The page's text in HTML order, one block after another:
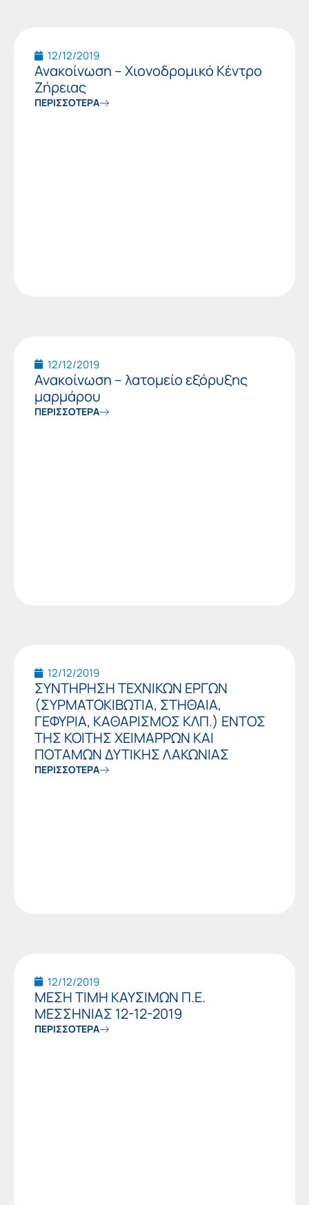
12/12/2019
Ανακοίνωση – Χιονοδρομικό Κέντρο
Ζήρειας
ΠΕΡΙΣΣΟΤΕΡΑ
12/12/2019
Ανακοίνωση – λατομείο εξόρυξης
μαρμάρου
ΠΕΡΙΣΣΟΤΕΡΑ
12/12/2019
ΣΥΝΤΗΡΗΣΗ ΤΕΧΝΙΚΩΝ ΕΡΓΩΝ
(ΣΥΡΜΑΤΟΚΙΒΩΤΙΑ, ΣΤΗΘΑΙΑ,
ΓΕΦΥΡΙΑ, ΚΑΘΑΡΙΣΜΟΣ ΚΛΠ.) ΕΝΤΟΣ
ΤΗΣ ΚΟΙΤΗΣ ΧΕΙΜΑΡΡΩΝ ΚΑΙ
ΠΟΤΑΜΩΝ ΔΥΤΙΚΗΣ ΛΑΚΩΝΙΑΣ
ΠΕΡΙΣΣΟΤΕΡΑ
12/12/2019
ΜΕΣΗ ΤΙΜΗ ΚΑΥΣΙΜΩΝ Π.Ε.
ΜΕΣΣΗΝΙΑΣ 12-12-2019
ΠΕΡΙΣΣΟΤΕΡΑ